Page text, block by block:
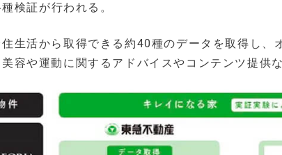
検証が行われる。
生活から取得できる約40種のデータを取得し、
容や運動に関するアドバイスやコンテンツ提供な